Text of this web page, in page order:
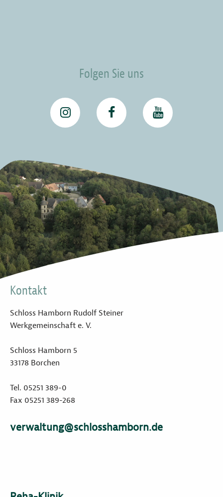
Folgen Sie uns
Kontakt
Schloss Hamborn Rudolf Steiner
Werkgemeinschaft e. V.
Schloss Hamborn 5
33178 Borchen
Tel. 05251 389-0
Fax 05251 389-268
verwaltung@schlosshamborn.de